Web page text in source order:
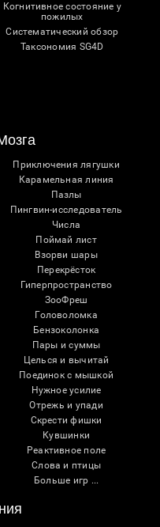
Когнитивное состояние у
пожилых
Систематический обзор
Таксономия SG4D
Приключения лягушки
Карамельная линия
Пазлы
Пингвин-исследователь
Числа
Поймай лист
Взорви шары
Перекрёсток
Гиперпространство
ЗооФреш
Головоломка
Бензоколонка
Пары и суммы
Целься и вычитай
Поединок с мышкой
Нужное усилие
Отрежь и упади
Скрести фишки
Кувшинки
Реактивное поле
Слова и птицы
Больше игр ...